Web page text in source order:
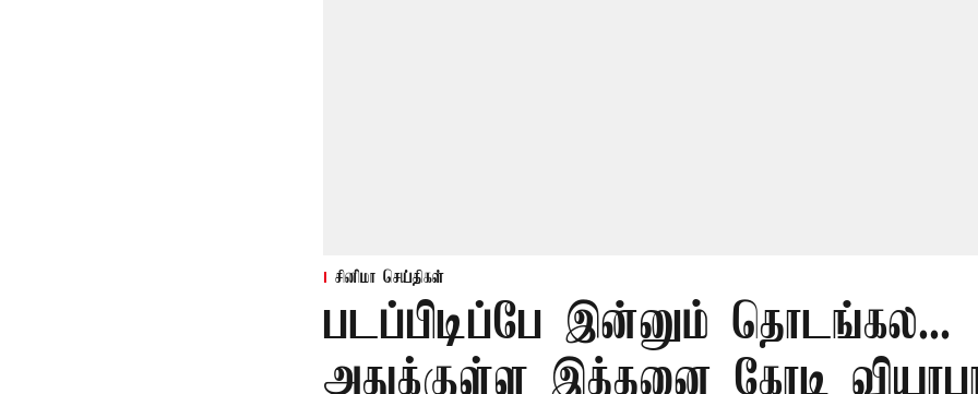
சினிமா செய்திகள்
படப்பிடிப்பே இன்னும் தொடங்கல...
அதுக்குள்ள இத்தனை கோடி